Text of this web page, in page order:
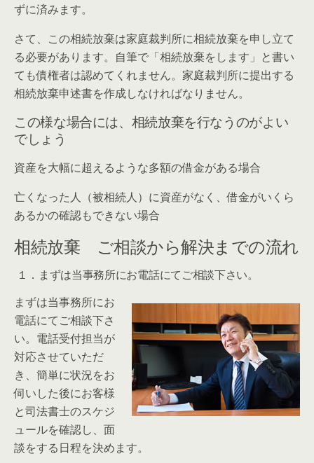
ずに済みます。
さて、この相続放棄は家庭裁判所に相続放棄を申し立て
る必要があります。自筆で「相続放棄をします」と書い
ても債権者は認めてくれません。家庭裁判所に提出する
相続放棄申述書を作成しなければなりません。
この様な場合には、相続放棄を行なうのがよい
でしょう
資産を大幅に超えるような多額の借金がある場合
亡くなった人（被相続人）に資産がなく、借金がいくら
あるかの確認もできない場合
相続放棄 ご相談から解決までの流れ
１．まずは当事務所にお電話にてご相談下さい。
まずは当事務所にお
電話にてご相談下さ
い。電話受付担当が
対応させていただ
き、簡単に状況をお
伺いした後にお客様
と司法書士のスケジ
ュールを確認し、面
談をする日程を決めます。